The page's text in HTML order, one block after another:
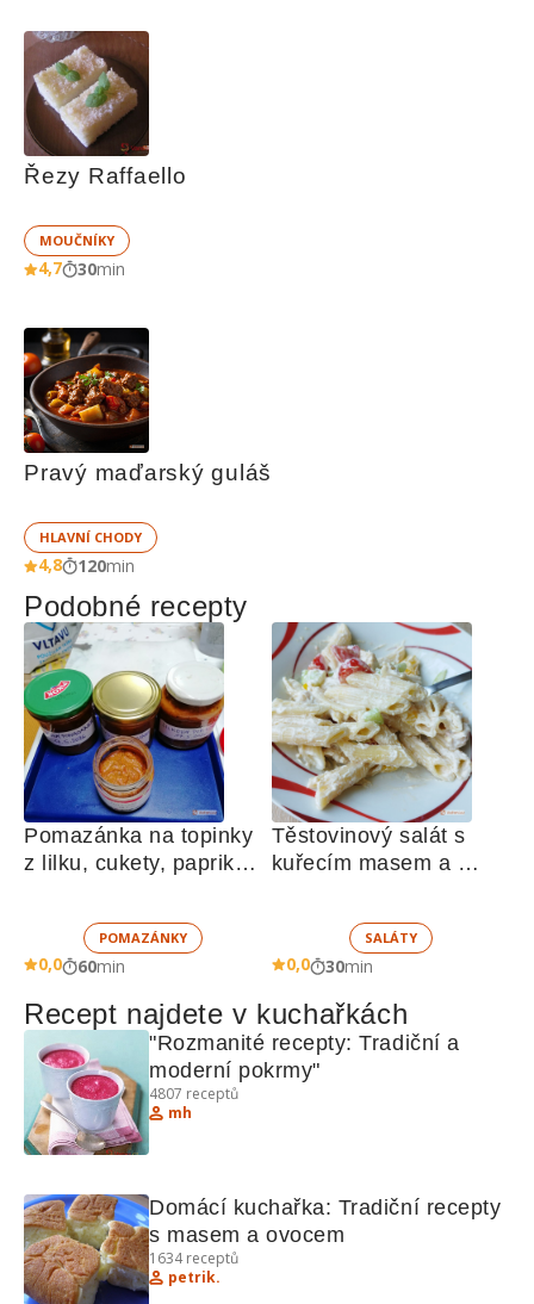
Řezy Raffaello
MOUČNÍKY
4,7 30min
Pravý maďarský guláš
HLAVNÍ CHODY
4,8 120min
Podobné recepty
Pomazánka na topinky
z lilku, cukety, paprik,
žampionů
POMAZÁNKY
0,0 60min
Těstovinový salát s
kuřecím masem a
SALÁTY
0,0 30min
Recept najdete v kuchařkách
"Rozmanité recepty: Tradiční a
moderní pokrmy"
4807 receptů
mh
Domácí kuchařka: Tradiční recepty
s masem a ovocem
1634receptů
petrik.